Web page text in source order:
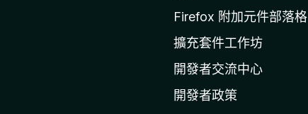
Firefox 附加元件部落格
擴充套件工作坊
開發者交流中心
開發者政策